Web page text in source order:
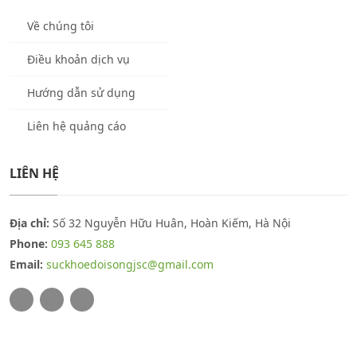
Về chúng tôi
Điều khoản dịch vụ
Hướng dẫn sử dụng
Liên hệ quảng cáo
LIÊN HỆ
Địa chỉ: Số 32 Nguyễn Hữu Huân, Hoàn Kiếm, Hà Nội
Phone: 093 645 888
Email: suckhoedoisongjsc@gmail.com